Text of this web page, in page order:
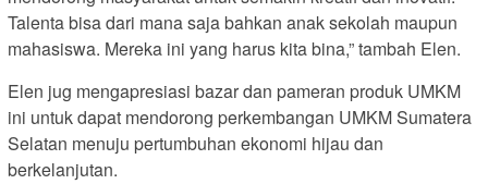
Talenta bisa dari mana saja bahkan anak sekolah maupun
mahasiswa. Mereka ini yang harus kita bina,” tambah Elen.
Elen jug mengapresiasi bazar dan pameran produk UMKM
ini untuk dapat mendorong perkembangan UMKM Sumatera
Selatan menuju pertumbuhan ekonomi hijau dan
berkelanjutan.